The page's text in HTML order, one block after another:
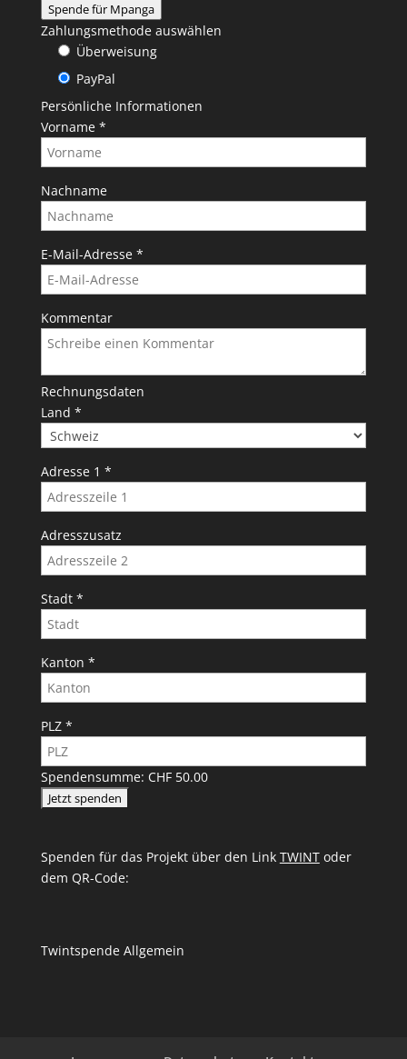
Spende für Mpanga
Zahlungsmethode auswählen
Überweisung
PayPal
Persönliche Informationen
Vorname *
Nachname
E-Mail-Adresse *
Kommentar
Rechnungsdaten
Land *
Adresse 1 *
Adresszusatz
Stadt *
Kanton *
PLZ *
Spendensumme: CHF 50.00
Spenden für das Projekt über den Link TWINToder
dem QR-Code:
Twintspende Allgemein